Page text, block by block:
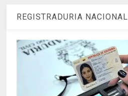
REGISTRADURIA NACIONAL